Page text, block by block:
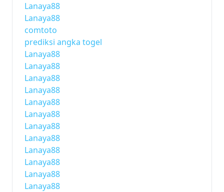
Lanaya88
Lanaya88
comtoto
prediksi angka togel
Lanaya88
Lanaya88
Lanaya88
Lanaya88
Lanaya88
Lanaya88
Lanaya88
Lanaya88
Lanaya88
Lanaya88
Lanaya88
Lanaya88